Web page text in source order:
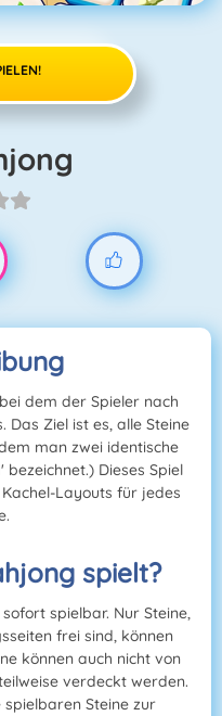
dem der Spieler nach
Das Ziel ist es, alle Steine
man zwei identische
Dieses Spiel
Layouts für jedes
spielt?
spielbar. Nur Steine,
frei sind, können
können auch nicht von
verdeckt werden.
spielbaren Steine zur